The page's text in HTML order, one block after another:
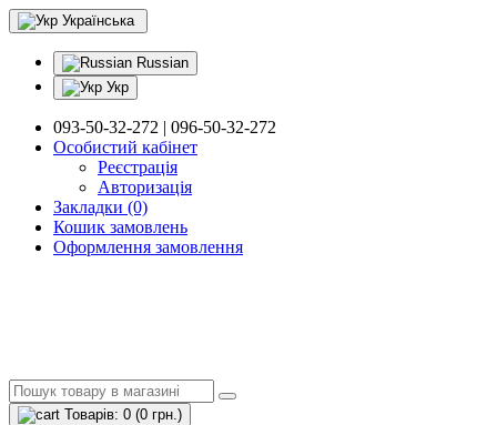
Українська
Russian
Укр
093-50-32-272 | 096-50-32-272
Особистий кабінет
Реєстрація
Авторизація
Закладки (0)
Кошик замовлень
Оформлення замовлення
Товарів: 0 (0 грн.)